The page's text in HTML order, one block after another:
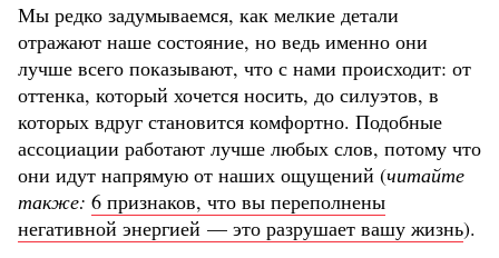
Мы редко задумываемся, как мелкие детали
отражают наше состояние, но ведь именно они
лучше всего показывают, что с нами происходит: от
оттенка, который хочется носить, до силуэтов, в
которых вдруг становится комфортно. Подобные
ассоциации работают лучше любых слов, потому что
они идут напрямую от наших ощущений (читайте
также: 6 признаков, что вы переполнены
негативной энергией — это разрушает вашу жизнь).